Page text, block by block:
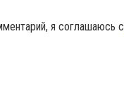
я соглашаюсь с